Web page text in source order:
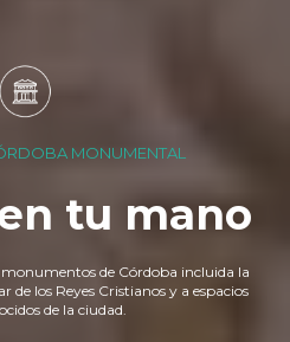
MONUMENTAL
tu mano
de Córdoba incluida la
de los Reyes Cristianos y a espacios
de la ciudad.